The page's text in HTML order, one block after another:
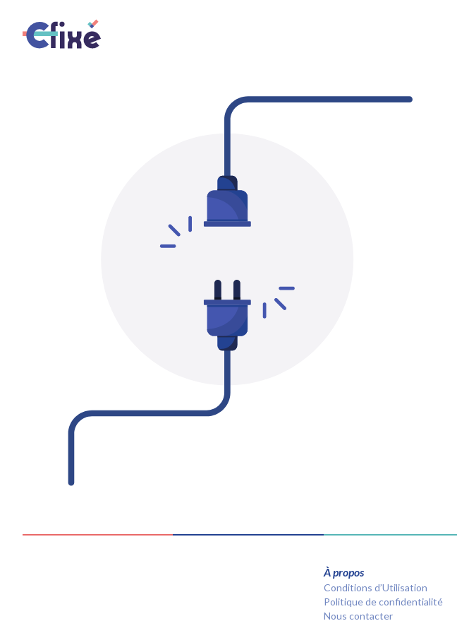
À propos
Conditions d’Utilisation
Politique de confidentialité
Nous contacter